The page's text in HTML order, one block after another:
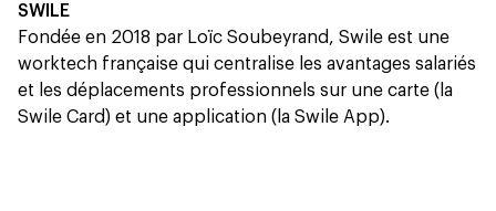
SWILE
Fondée en 2018 par Loïc Soubeyrand, Swile est une
worktech française qui centralise les avantages salariés
et les déplacements professionnels sur une carte (la
Swile Card) et une application (la Swile App).